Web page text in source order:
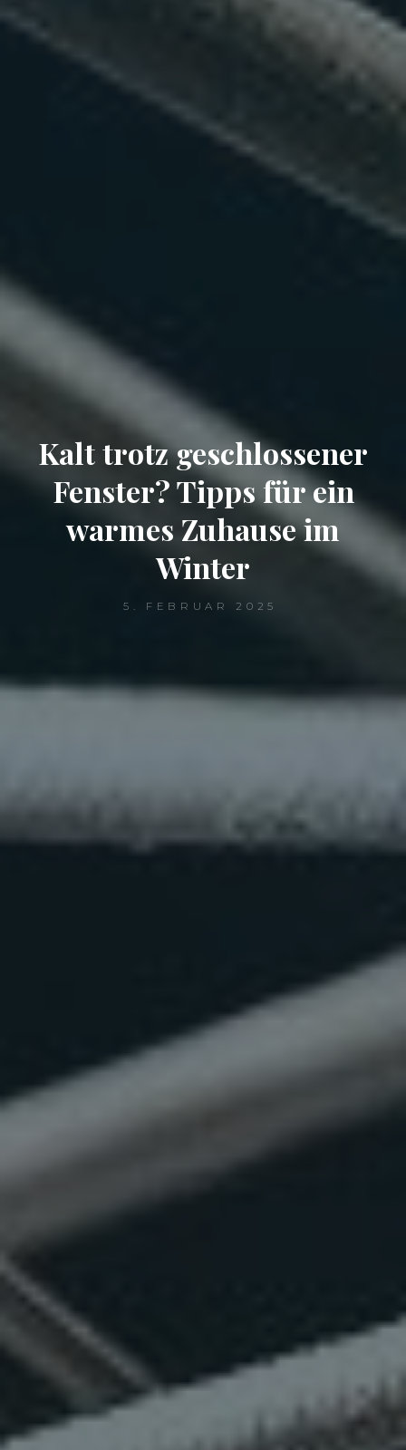
Kalt trotz geschlossener
Fenster? Tipps für ein
warmes Zuhause im
Winter
5. FEBRUAR 2025